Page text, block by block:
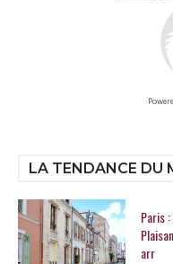
LA TENDANCE DU
Paris
arr